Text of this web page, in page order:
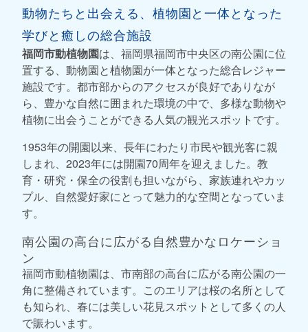
動物たちと出会える、植物園と一体となった
学びと癒しの総合施設
福岡市動植物園は、福岡県福岡市中央区の南公園に位
置する、動物園と植物園が一体となった総合レジャー
施設です。都市部からのアクセスが良好でありなが
ら、豊かな自然に囲まれた環境の中で、多様な動物や
植物に出会うことができる人気の観光スポットです。
1953年の開園以来、長年にわたり市民や観光客に親
しまれ、2023年には開園70周年を迎えました。教
育・研究・保全の役割も担いながら、家族連れやカッ
プル、自然愛好家にとって魅力的な空間となっていま
す。
南公園の高台に広がる自然豊かなロケーショ
ン
福岡市動植物園は、市南部の高台に広がる南公園の一
角に整備されています。このエリアは桜の名所として
も知られ、春には美しい花見スポットとして多くの人
で賑わいます。